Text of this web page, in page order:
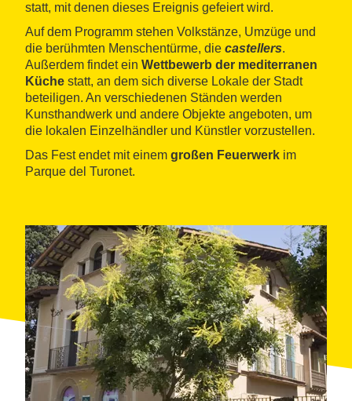
statt, mit denen dieses Ereignis gefeiert wird.
Auf dem Programm stehen Volkstänze, Umzüge und
die berühmten Menschentürme, die castellers.
Außerdem findet ein Wettbewerb der mediterranen
Küche statt, an dem sich diverse Lokale der Stadt
beteiligen. An verschiedenen Ständen werden
Kunsthandwerk und andere Objekte angeboten, um
die lokalen Einzelhändler und Künstler vorzustellen.
Das Fest endet mit einem großen Feuerwerk im
Parque del Turonet.